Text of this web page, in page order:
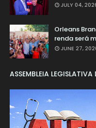
JULY 04,
Orleans
renda será
JUNE 27,
ASSEMBLEIA